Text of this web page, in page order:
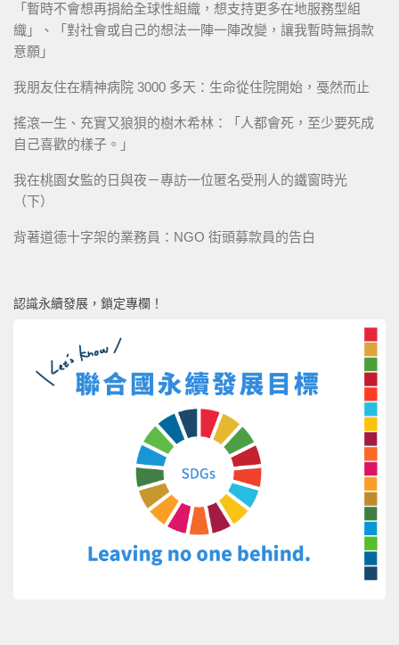
「暫時不會想再捐給全球性組織，想支持更多在地服務型組
織」、「對社會或自己的想法一陣一陣改變，讓我暫時無捐款
意願」
我朋友住在精神病院 3000 多天：生命從住院開始，戞然而止
搖滾一生、充實又狼狽的樹木希林：「人都會死，至少要死成
自己喜歡的樣子。」
我在桃園女監的日與夜－專訪一位匿名受刑人的鐵窗時光
（下）
背著道德十字架的業務員：NGO 街頭募款員的告白
認識永續發展，鎖定專欄！